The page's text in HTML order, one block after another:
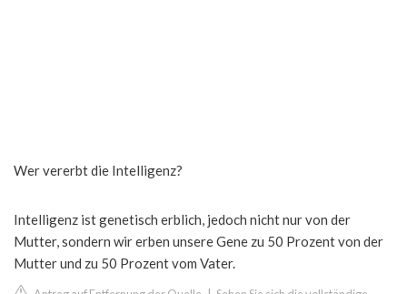
Wer vererbt die Intelligenz?
Intelligenz ist genetisch erblich, jedoch nicht nur von der
Mutter, sondern wir erben unsere Gene zu 50 Prozent von der
Mutter und zu 50 Prozent vom Vater.